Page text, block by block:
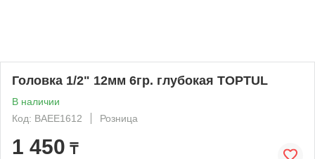
Головка 1/2" 12мм 6гр. глубокая TOPTUL
В наличии
Код: BAEE1612
Розница
1 450 ₸